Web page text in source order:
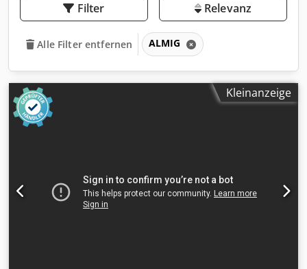
Filter Relevanz
Alle Filter entfernen ALMIG
Kleinanzeige